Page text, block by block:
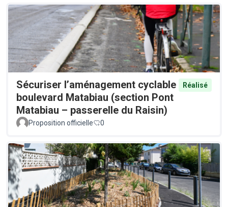
Sécuriser l’aménagement cyclable
boulevard Matabiau (section Pont
Matabiau – passerelle du Raisin)
Réalisé
Proposition officielle 0